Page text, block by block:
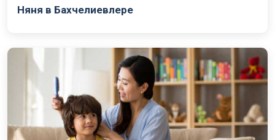
Няня в Бахчелиевлере